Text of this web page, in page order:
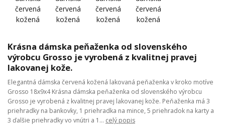
Krásna dámska peňaženka od slovenského
výrobcu Grosso je vyrobená z kvalitnej pravej
lakovanej kože.
Elegantná dámska červená kožená lakovaná peňaženka v kroko motíve
Grosso 18x9x4 Krásna dámska peňaženka od slovenského výrobcu
Grosso je vyrobená z kvalitnej pravej lakovanej kože. Peňaženka má 3
priehradky na bankovky, 1 priehradka na mince, 5 priehradok na karty a
3 ďalšie priehradky vo vnútri a 1... celý popis